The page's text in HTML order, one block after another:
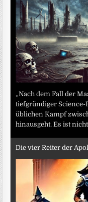
„Nach dem Fall der
tiefgründiger Science-
üblichen Kampf
hinausgeht. Es ist nicht
Die vier Reiter der